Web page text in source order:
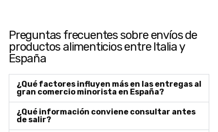
Preguntas frecuentes sobre envíos de
productos alimenticios entre Italia y
España
¿Qué factores influyen más en las entregas al
gran comercio minorista en España?
¿Qué información conviene consultar antes
de salir?